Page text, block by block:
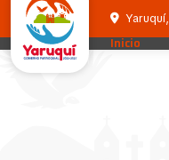
Inicio